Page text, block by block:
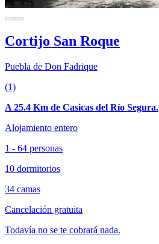
Cortijo San Roque
Puebla de Don Fadrique
(1)
A 25.4 Km de Casicas del Río Segura.
Alojamiento entero
1 - 64 personas
10 dormitorios
34 camas
Cancelación gratuita
Todavía no se te cobrará nada.